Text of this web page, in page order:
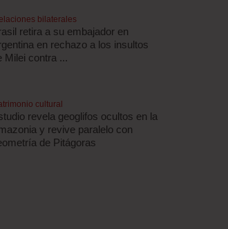
bilaterales
retira a su embajador en
en rechazo a los insultos
Milei contra ...
cultural
revela geoglifos ocultos en la
y revive paralelo con
de Pitágoras